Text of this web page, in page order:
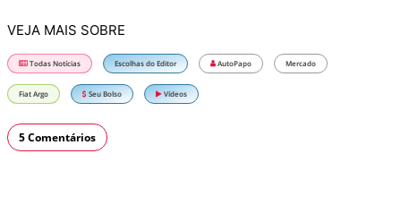
VEJA MAIS SOBRE
Todas Notícias Escolhas do Editor AutoPapo Mercado
Fiat Argo Seu Bolso Vídeos
5 Comentários